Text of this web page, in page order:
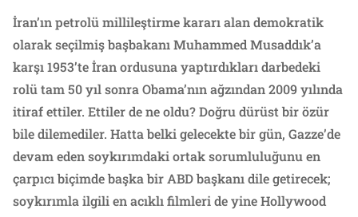
İran’ın petrolü millileştirme kararı alan demokratik
olarak seçilmiş başbakanı Muhammed Musaddık’a
karşı 1953’te İran ordusuna yaptırdıkları darbedeki
rolü tam 50 yıl sonra Obama’nın ağzından 2009 yılında
itiraf ettiler. Ettiler de ne oldu? Doğru dürüst bir özür
bile dilemediler. Hatta belki gelecekte bir gün, Gazze’de
devam eden soykırımdaki ortak sorumluluğunu en
çarpıcı biçimde başka bir ABD başkanı dile getirecek;
soykırımla ilgili en acıklı filmleri de yine Hollywood